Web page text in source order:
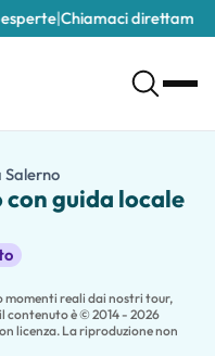
|Chiamaci direttamente
guida-locale-
privato della città con
costiera dell'Italia
passeggia nel
passeggiata sul
possono scegliere una
SalernoTour privato di
guida locale
momenti reali dai nostri tour,
contenuto è © 2014 - 2026
licenza. La riproduzione non